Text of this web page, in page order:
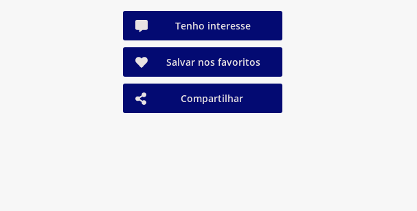
Tenho interesse
Salvar nos favoritos
Compartilhar